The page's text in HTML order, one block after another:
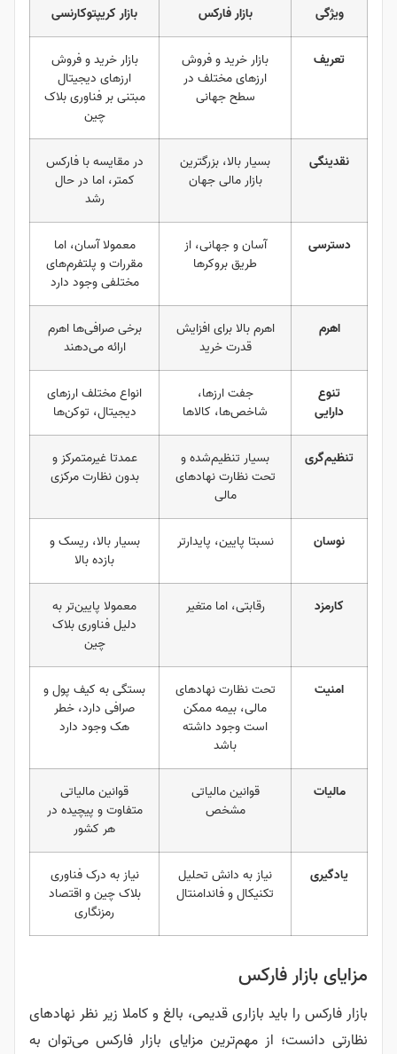
ویژگی بازار فارکس بازار کریپتوکارنسی
تعریف
بازار خرید و فروش
ارزهای مختلف در
سطح جهانی
بازار خرید و فروش
ارزهای دیجیتال
مبتنی بر فناوری بلاک
چین
نقدینگی
بسیار بالا، بزرگترین
بازار مالی جهان
در مقایسه با فارکس
کمتر، اما در حال
رشد
دسترسی
آسان و جهانی، از
طریق بروکرها
معمولا آسان، اما
مقررات و پلتفرم‌های
مختلفی وجود دارد
اهرم
اهرم بالا برای افزایش
قدرت خرید
برخی صرافی‌ها اهرم
ارائه می‌دهند
تنوع
دارایی
جفت ارزها،
شاخص‌ها، کالاها
انواع مختلف ارزهای
دیجیتال، توکن‌ها
تنظیم‌گری
بسیار تنظیم‌شده و
تحت نظارت نهادهای
مالی
عمدتا غیرمتمرکز و
بدون نظارت مرکزی
نوسان نسبتا پایین، پایدارتر
بسیار بالا، ریسک و
بازده بالا
کارمزد رقابتی، اما متغیر
معمولا پایین‌تر به
دلیل فناوری بلاک
چین
امنیت
تحت نظارت نهادهای
مالی، بیمه ممکن
است وجود داشته
باشد
بستگی به کیف پول و
صرافی دارد، خطر
هک وجود دارد
مالیات
قوانین مالیاتی
مشخص
قوانین مالیاتی
متفاوت و پیچیده در
هر کشور
یادگیری
نیاز به دانش تحلیل
تکنیکال و فاندامنتال
نیاز به درک فناوری
بلاک چین و اقتصاد
رمزنگاری
مزایای بازار فارکس
بازار فارکس را باید بازاری قدیمی، بالغ و کاملا زیر نظر نهادهای
نظارتی دانست؛ از مهم‌ترین مزایای بازار فارکس می‌توان به